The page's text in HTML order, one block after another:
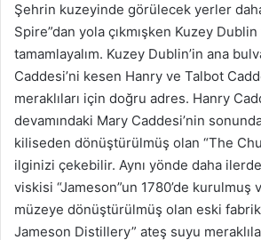
Şehrin kuzeyinde görülecek yerler daha
Spire”dan yola çıkmışken Kuzey
tamamlayalım. Kuzey Dublin’in ana
Caddesi’ni kesen Hanry ve Talbot
meraklıları için doğru adres. Hanry
devamındaki Mary Caddesi’nin
kiliseden dönüştürülmüş olan “The
ilginizi çekebilir. Aynı yönde daha
viskisi “Jameson”un 1780’de kurulmuş
müzeye dönüştürülmüş olan eski
Jameson Distillery” ateş suyu